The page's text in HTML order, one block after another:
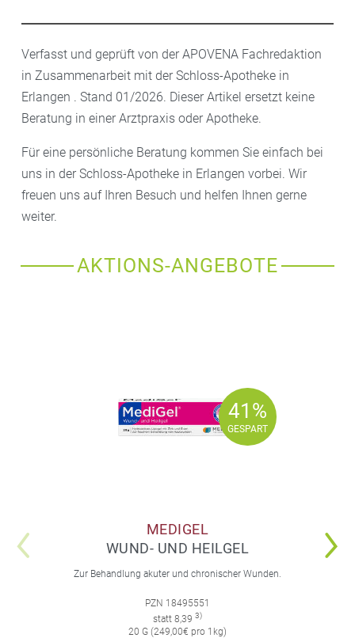
Verfasst und geprüft von der APOVENA Fachredaktion
in Zusammenarbeit mit der Schloss-Apotheke in
Erlangen . Stand 01/2026. Dieser Artikel ersetzt keine
Beratung in einer Arztpraxis oder Apotheke.
Für eine persönliche Beratung kommen Sie einfach bei
uns in der Schloss-Apotheke in Erlangen vorbei. Wir
freuen uns auf Ihren Besuch und helfen Ihnen gerne
weiter.
AKTIONS-ANGEBOTE
41%
GESPART
41%
GESPART
MEDIGEL
WUND- UND HEILGEL
Zur Behandlung akuter und chronischer Wunden.
PZN 18495551
statt 8,39 3)
20 G (249,00€ pro 1kg)